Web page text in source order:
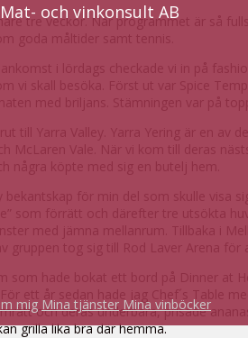
Mat- och vinkonsult AB
mig Mina tjänster Mina vinböcker
tre veckor. När programmet är så
goda måltider samt tennis.
i lördags checkade vi in på
vi skall besöka. Först ut var Spice
med briljans. Stämningen var på
till Yarra Valley. Yarra Yering är en
McLaren Vale. När vi kom till deras
några köpte med sig en butelj hem.
bekantskap för min del som skulle
som förrätt och därefter tre utsökta
med jämna mellanrum. Tillbaka i
gruppen tog sig till Rod Laver Arena
som hade bokat ett bord på Dinner at
ett år sedan hade jag Chef´s Table
och deras underbara, prisade
grilla lika bra där hemma.